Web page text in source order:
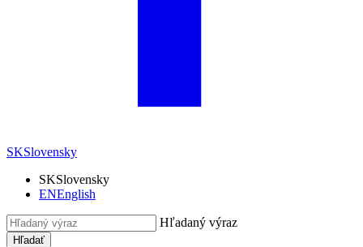
SKSlovensky
SKSlovensky
ENEnglish
Hľadaný výraz
Hľadať